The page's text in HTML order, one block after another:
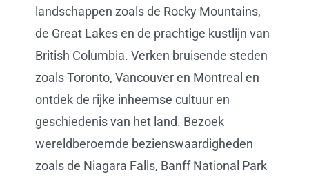
landschappen zoals de Rocky Mountains,
de Great Lakes en de prachtige kustlijn van
British Columbia. Verken bruisende steden
zoals Toronto, Vancouver en Montreal en
ontdek de rijke inheemse cultuur en
geschiedenis van het land. Bezoek
wereldberoemde bezienswaardigheden
zoals de Niagara Falls, Banff National Park